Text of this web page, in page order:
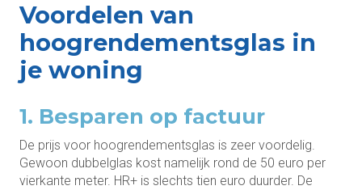
Voordelen van
hoogrendementsglas in
je woning
1. Besparen op factuur
De prijs voor hoogrendementsglas is zeer voordelig.
Gewoon dubbelglas kost namelijk rond de 50 euro per
vierkante meter. HR+ is slechts tien euro duurder. De